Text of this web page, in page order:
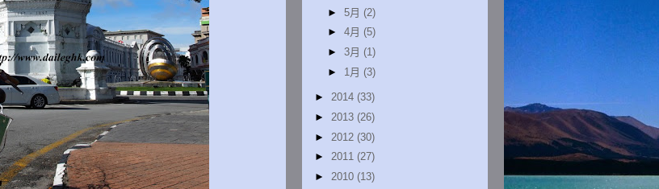
► 5月 (2)
► 4月 (5)
► 3月 (1)
► 1月 (3)
► 2014 (33)
► 2013 (26)
► 2012 (30)
► 2011 (27)
► 2010 (13)